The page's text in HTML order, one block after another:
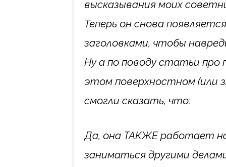
высказывания моих
Теперь он снова
заголовками, чтобы
Ну а по поводу статьи про
этом поверхностном (или
смогли сказать, что:
Да, она ТАКЖЕ работает
заниматься другими